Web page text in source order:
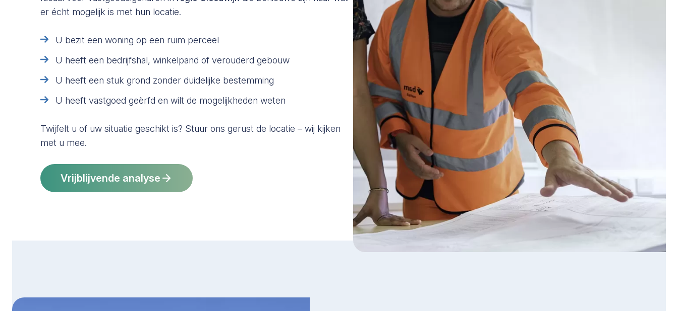
er écht mogelijk is met hun locatie.
U bezit een woning op een ruim perceel
U heeft een bedrijfshal, winkelpand of verouderd gebouw
U heeft een stuk grond zonder duidelijke bestemming
U heeft vastgoed geërfd en wilt de mogelijkheden weten
Twijfelt u of uw situatie geschikt is? Stuur ons gerust de locatie – wij kijken
met u mee.
Vrijblijvende analyse